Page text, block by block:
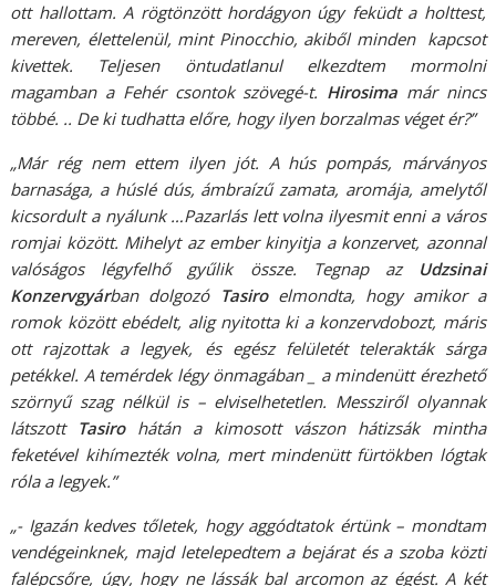
ott hallottam. A rögtönzött hordágyon úgy feküdt a holttest,
mereven, élettelenül, mint Pinocchio, akiből minden kapcsot
kivettek. Teljesen öntudatlanul elkezdtem mormolni
magamban a Fehér csontok szövegé-t. Hirosima már nincs
többé. .. De ki tudhatta előre, hogy ilyen borzalmas véget ér?”
„Már rég nem ettem ilyen jót. A hús pompás, márványos
barnasága, a húslé dús, ámbraízű zamata, aromája, amelytől
kicsordult a nyálunk …Pazarlás lett volna ilyesmit enni a város
romjai között. Mihelyt az ember kinyitja a konzervet, azonnal
valóságos légyfelhő gyűlik össze. Tegnap az
Udzsinai
Konzervgyárban dolgozó Tasiroelmondta, hogy amikor a
romok között ebédelt, alig nyitotta ki a konzervdobozt, máris
ott rajzottak a legyek, és egész felületét telerakták sárga
petékkel. A temérdek légy önmagában _ a mindenütt érezhető
szörnyű szag nélkül is – elviselhetetlen. Messziről olyannak
látszott Tasirohátán a kimosott vászon hátizsák mintha
feketével kihímezték volna, mert mindenütt fürtökben lógtak
róla a legyek.”
„- Igazán kedves tőletek, hogy aggódtatok értünk – mondtam
vendégeinknek, majd letelepedtem a bejárat és a szoba közti
falépcsőre, úgy, hogy ne lássák bal arcomon az égést. A két